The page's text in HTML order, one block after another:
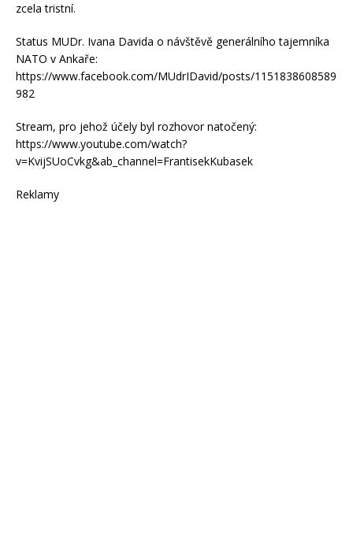
zcela tristní.
Status MUDr. Ivana Davida o návštěvě generálního tajemníka
NATO v Ankaře:
https://www.facebook.com/MUdrIDavid/posts/1151838608589
982
Stream, pro jehož účely byl rozhovor natočený:
https://www.youtube.com/watch?
v=KvijSUoCvkg&ab_channel=FrantisekKubasek
Reklamy